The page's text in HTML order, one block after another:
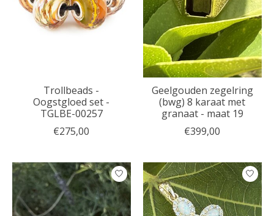
Trollbeads -
Oogstgloed set -
TGLBE-00257
€275,00
Geelgouden zegelring
(bwg) 8 karaat met
granaat - maat 19
€399,00